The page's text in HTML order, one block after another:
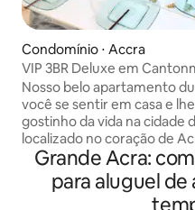
Condomínio ⋅ Accra
VIP 3BR Deluxe em
Nosso belo apartamento
você se sentir em casa e
gostinho da vida na cidade
localizado no coração de
novo empreendimento de
movimentado
Embaixada Americana. Tranca na porta
Grande Acra:
para aluguel